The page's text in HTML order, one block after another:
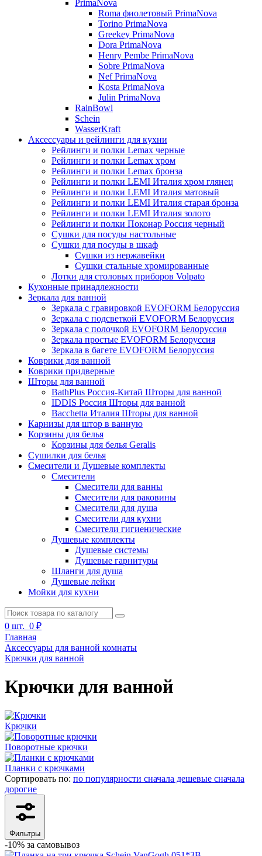
PrimaNova
Roma фиолетовый PrimaNova
Torino PrimaNova
Greekey PrimaNova
Dora PrimaNova
Henry Pembe PrimaNova
Sobre PrimaNova
Nef PrimaNova
Kosta PrimaNova
Julin PrimaNova
RainBowl
Schein
WasserKraft
Аксессуары и рейлинги для кухни
Рейлинги и полки Lemax черные
Рейлинги и полки Lemax хром
Рейлинги и полки Lemax бронза
Рейлинги и полки LEMI Италия хром глянец
Рейлинги и полки LEMI Италия матовый
Рейлинги и полки LEMI Италия старая бронза
Рейлинги и полки LEMI Италия золото
Рейлинги и полки Поконар Россия черный
Сушки для посуды настольные
Сушки для посуды в шкаф
Сушки из нержавейки
Сушки стальные хромированные
Лотки для столовых приборов Volpato
Кухонные принадлежности
Зеркала для ванной
Зеркала с гравировкой EVOFORM Белоруссия
Зеркала с подсветкой EVOFORM Белоруссия
Зеркала с полочкой EVOFORM Белоруссия
Зеркала простые EVOFORM Белоруссия
Зеркала в багете EVOFORM Белоруссия
Коврики для ванной
Коврики придверные
Шторы для ванной
BathPlus Россия-Китай Шторы для ванной
IDDIS Россия Шторы для ванной
Bacchetta Италия Шторы для ванной
Карнизы для штор в ванную
Корзины для белья
Корзины для белья Geralis
Сушилки для белья
Смесители и Душевые комплекты
Смесители
Смесители для ванны
Смесители для раковины
Смесители для душа
Смесители для кухни
Смесители гигиенические
Душевые комплекты
Душевые системы
Душевые гарнитуры
Шланги для душа
Душевые лейки
Мойки для кухни
0 шт. 0 ₽
Главная
Аксессуары для ванной комнаты
Крючки для ванной
Крючки для ванной
Крючки
Поворотные крючки
Планки с крючками
Сортировать по: по популярности сначала дешевые сначала
дорогие
Фильтры
-10% за cамовывоз